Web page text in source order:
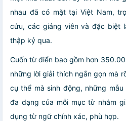
nhau đã có mặt tại Việt Nam,
cứu, các giảng viên và đặc biệt
thập kỷ qua.
Cuốn từ điển bao gồm hơn
những lời giải thích ngắn gọn mà
cụ thể mà sinh động, những
đa dạng của mỗi mục từ nhằm
dụng từ ngữ chính xác, phù hợp.